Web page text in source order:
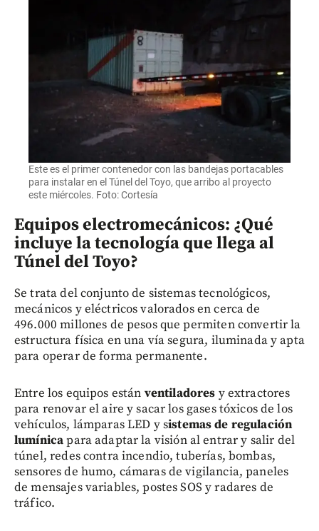
Este es el primer contenedor con las bandejas portacables
para instalar en el Túnel del Toyo, que arribo al proyecto
este miércoles. Foto: Cortesía
Equipos electromecánicos: ¿Qué
incluye la tecnología que llega al
Túnel del Toyo?
Se trata del conjunto de sistemas tecnológicos,
mecánicos y eléctricos valorados en cerca de
496.000 millones de pesos que permiten convertir la
estructura física en una vía segura, iluminada y apta
para operar de forma permanente.
Entre los equipos están ventiladores y extractores
para renovar el aire y sacar los gases tóxicos de los
vehículos, lámparas LED y sistemas de regulación
lumínicapara adaptar la visión al entrar y salir del
túnel, redes contra incendio, tuberías, bombas,
sensores de humo, cámaras de vigilancia, paneles
de mensajes variables, postes SOS y radares de
tráfico.